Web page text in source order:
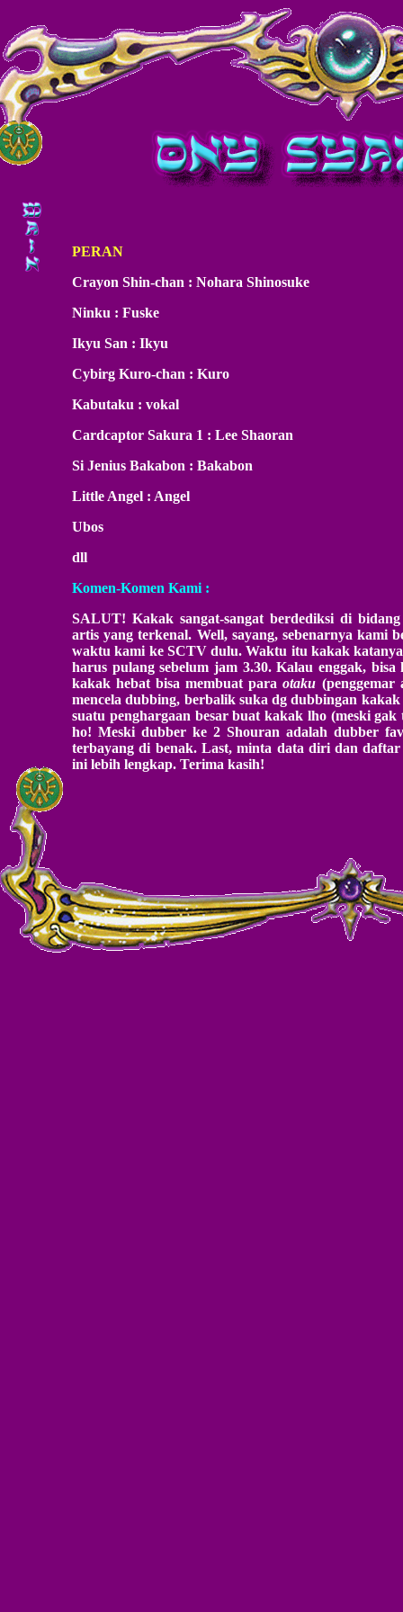
PERAN
Crayon Shin-chan : Nohara Shinosuke
Ninku : Fuske
Ikyu San : Ikyu
Cybirg Kuro-chan : Kuro
Kabutaku : vokal
Cardcaptor Sakura 1 : Lee Shaoran
Si Jenius Bakabon : Bakabon
Little Angel : Angel
Ubos
dll
Komen-Komen Kami :
SALUT! Kakak sangat-sangat berdediksi di
artis yang terkenal. Well, sayang, sebenarnya kami
waktu kami ke SCTV dulu. Waktu itu kakak
harus pulang sebelum jam 3.30. Kalau enggak,
kakak hebat bisa membuat paraotaku (penggemar
mencela dubbing, berbalik suka dg dubbingan
suatu penghargaan besar buat kakak lho (meski
ho! Meski dubber ke 2 Shouran adalah dubber
terbayang di benak. Last, minta data diri dan
ini lebih lengkap. Terima kasih!